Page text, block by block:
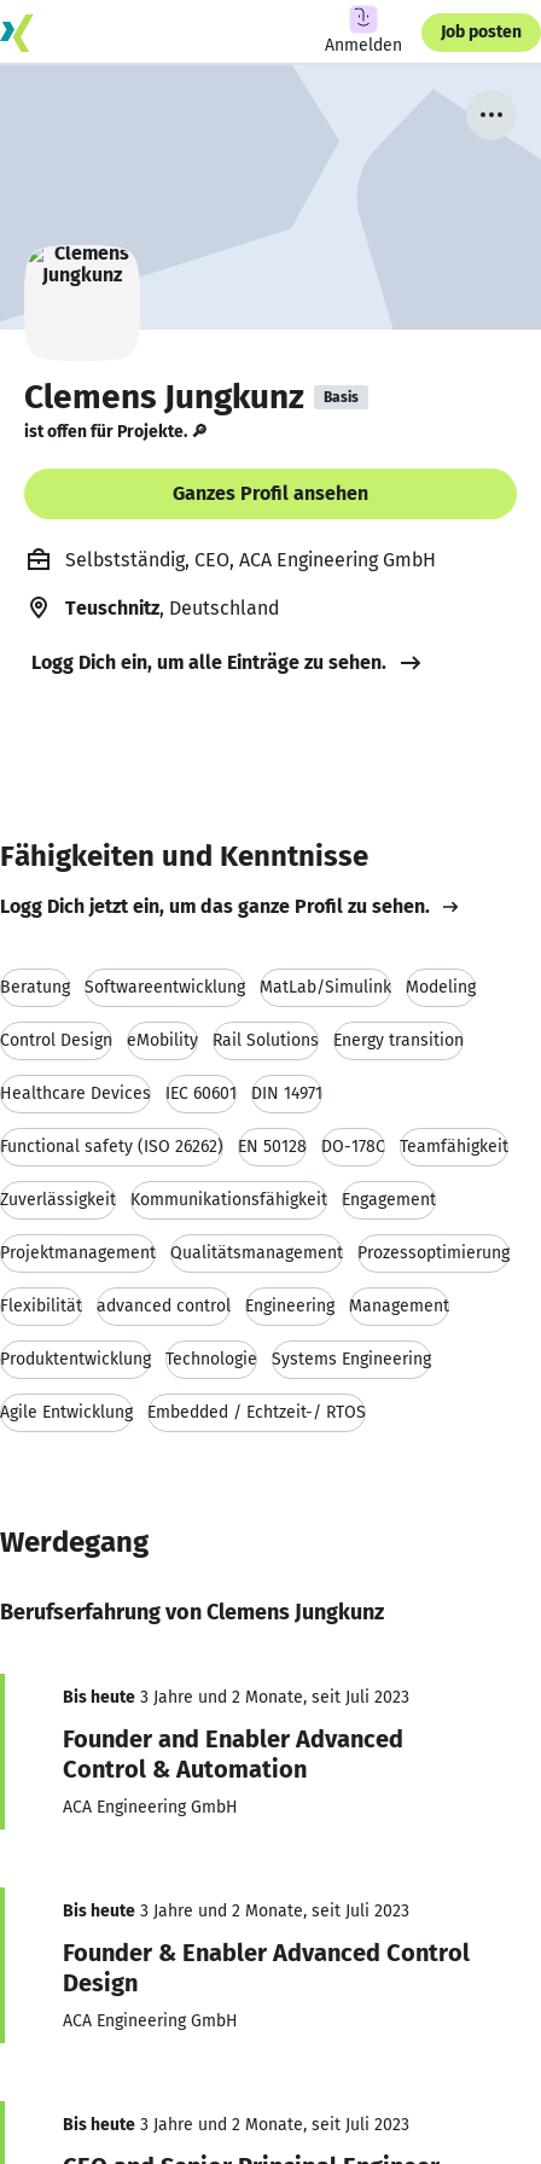
Anmelden
Job posten
Clemens Jungkunz Basis
ist offen für Projekte. 🔎
Ganzes Profil ansehen
Selbstständig, CEO, ACA Engineering GmbH
Teuschnitz, Deutschland
Logg Dich ein, um alle Einträge zu sehen.
Fähigkeiten und Kenntnisse
Logg Dich jetzt ein, um das ganze Profil zu sehen.
Beratung Softwareentwicklung MatLab/Simulink Modeling
Control Design eMobility Rail Solutions Energy transition
Healthcare Devices IEC 60601 DIN 14971
Functional safety (ISO 26262) EN 50128 DO-178C Teamfähigkeit
Zuverlässigkeit Kommunikationsfähigkeit Engagement
Projektmanagement Qualitätsmanagement Prozessoptimierung
Flexibilität advanced control Engineering Management
Produktentwicklung Technologie Systems Engineering
Agile Entwicklung Embedded / Echtzeit-/ RTOS
Werdegang
Berufserfahrung von Clemens Jungkunz
Bis heute 3 Jahre und 2 Monate, seit Juli 2023
Founder and Enabler Advanced
Control & Automation
ACA Engineering GmbH
Bis heute 3 Jahre und 2 Monate, seit Juli 2023
Founder & Enabler Advanced Control
Design
ACA Engineering GmbH
Bis heute 3 Jahre und 2 Monate, seit Juli 2023